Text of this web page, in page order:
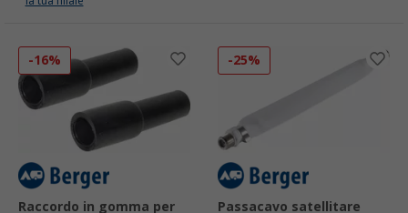
-16%
Raccordo in gomma per
-25%
Passacavo satellitare